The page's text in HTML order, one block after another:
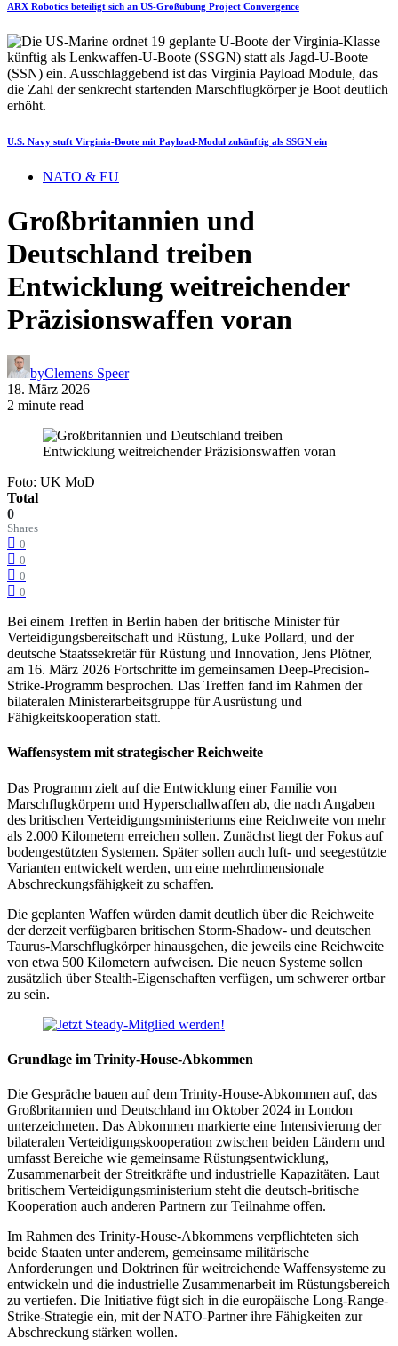
ARX Robotics beteiligt sich an US-Großübung Project Convergence
U.S. Navy stuft Virginia-Boote mit Payload-Modul zukünftig als SSGN ein
NATO & EU
Großbritannien und
Deutschland treiben
Entwicklung weitreichender
Präzisionswaffen voran
byClemens Speer
18. März 2026
2 minute read
Foto: UK MoD
Total
0
Shares
0
0
0
0
Bei einem Treffen in Berlin haben der britische Minister für
Verteidigungsbereitschaft und Rüstung, Luke Pollard, und der
deutsche Staatssekretär für Rüstung und Innovation, Jens Plötner,
am 16. März 2026 Fortschritte im gemeinsamen Deep-Precision-
Strike-Programm besprochen. Das Treffen fand im Rahmen der
bilateralen Ministerarbeitsgruppe für Ausrüstung und
Fähigkeitskooperation statt.
Waffensystem mit strategischer Reichweite
Das Programm zielt auf die Entwicklung einer Familie von
Marschflugkörpern und Hyperschallwaffen ab, die nach Angaben
des britischen Verteidigungsministeriums eine Reichweite von mehr
als 2.000 Kilometern erreichen sollen. Zunächst liegt der Fokus auf
bodengestützten Systemen. Später sollen auch luft- und seegestützte
Varianten entwickelt werden, um eine mehrdimensionale
Abschreckungsfähigkeit zu schaffen.
Die geplanten Waffen würden damit deutlich über die Reichweite
der derzeit verfügbaren britischen Storm-Shadow- und deutschen
Taurus-Marschflugkörper hinausgehen, die jeweils eine Reichweite
von etwa 500 Kilometern aufweisen. Die neuen Systeme sollen
zusätzlich über Stealth-Eigenschaften verfügen, um schwerer ortbar
zu sein.
Grundlage im Trinity-House-Abkommen
Die Gespräche bauen auf dem Trinity-House-Abkommen auf, das
Großbritannien und Deutschland im Oktober 2024 in London
unterzeichneten. Das Abkommen markierte eine Intensivierung der
bilateralen Verteidigungskooperation zwischen beiden Ländern und
umfasst Bereiche wie gemeinsame Rüstungsentwicklung,
Zusammenarbeit der Streitkräfte und industrielle Kapazitäten. Laut
britischem Verteidigungsministerium steht die deutsch-britische
Kooperation auch anderen Partnern zur Teilnahme offen.
Im Rahmen des Trinity-House-Abkommens verpflichteten sich
beide Staaten unter anderem, gemeinsame militärische
Anforderungen und Doktrinen für weitreichende Waffensysteme zu
entwickeln und die industrielle Zusammenarbeit im Rüstungsbereich
zu vertiefen. Die Initiative fügt sich in die europäische Long-Range-
Strike-Strategie ein, mit der NATO-Partner ihre Fähigkeiten zur
Abschreckung stärken wollen.